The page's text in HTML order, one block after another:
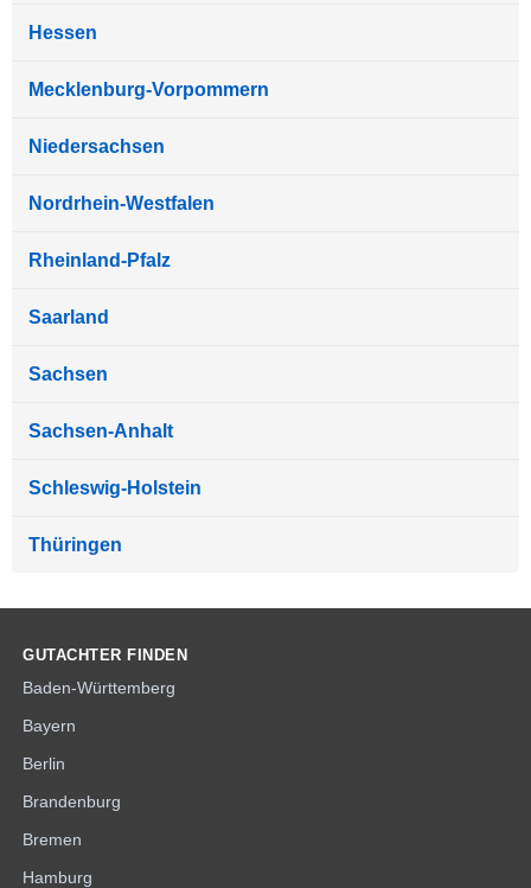
Hessen
Mecklenburg-Vorpommern
Niedersachsen
Nordrhein-Westfalen
Rheinland-Pfalz
Saarland
Sachsen
Sachsen-Anhalt
Schleswig-Holstein
Thüringen
GUTACHTER FINDEN
Baden-Württemberg
Bayern
Berlin
Brandenburg
Bremen
Hamburg